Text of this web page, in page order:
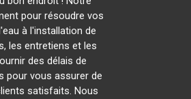
pour résoudre vos
à l'installation de
les entretiens et les
des délais de
pour vous assurer de
satisfaits. Nous